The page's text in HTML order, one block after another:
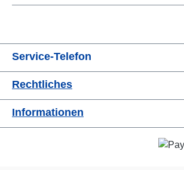
Service-Telefon
Rechtliches
Informationen